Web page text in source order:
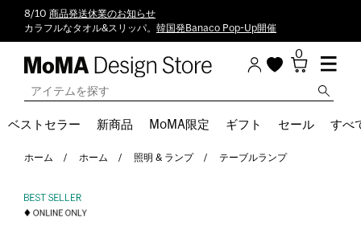
8/10 商品発送休業のお知らせ
カラフルなタオル&スリッパ。 韓国発Banaco Pop-Up開催
0
ベストセラー 新商品 MoMA限定 ギフト セール すべ
ホーム ホーム 照明 & ランプ テーブルランプ